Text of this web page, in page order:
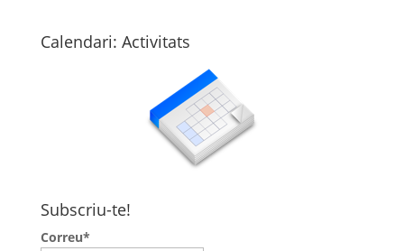
Calendari: Activitats
Subscriu-te!
Correu*